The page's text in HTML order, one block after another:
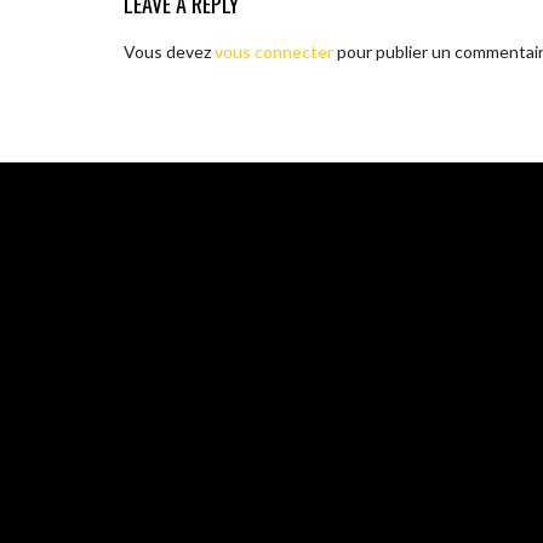
Vous devezvous connecterpour publier un